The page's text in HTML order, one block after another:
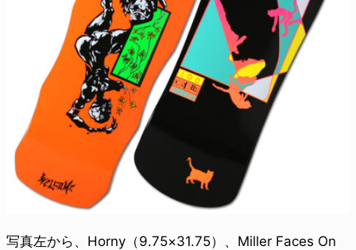
写真左から、Horny（9.75×31.75）、Miller Faces On